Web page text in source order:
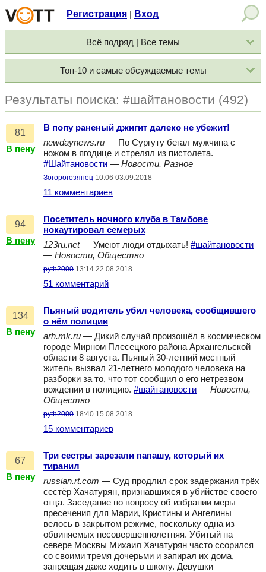
Регистрация Вход
Всё подряд | Все темы
Топ-10 и самые обсуждаемые темы
Результаты поиска: #шайтановости (492)
81
В пену
В попу раненый джигит далеко не убежит!
newdaynews.ru — По Сургуту бегал мужчина с
ножом в ягодице и стрелял из пистолета.
#Шайтановости — Новости, Разное
Зогорогозянец 10:06 03.09.2018
11 комментариев
94
В пену
Посетитель ночного клуба в Тамбове
нокаутировал семерых
123ru.net— Умеют люди отдыхать! #шайтановости
— Новости, Общество
pyth2000 13:14 22.08.2018
51 комментарий
134
В пену
Пьяный водитель убил человека, сообщившего
о нём полиции
arh.mk.ru — Дикий случай произошёл в космическом
городе Мирном Плесецкого района Архангельской
области 8 августа. Пьяный 30-летний местный
житель вызвал 21-летнего молодого человека на
разборки за то, что тот сообщил о его нетрезвом
вождении в полицию. #шайтановости — Новости,
Общество
pyth2000 18:40 15.08.2018
15 комментариев
67
В пену
Три сестры зарезали папашу, который их
тиранил
russian.rt.com — Суд продлил срок задержания трёх
сестёр Хачатурян, признавшихся в убийстве своего
отца. Заседание по вопросу об избрании меры
пресечения для Марии, Кристины и Ангелины
велось в закрытом режиме, поскольку одна из
обвиняемых несовершеннолетняя. Убитый на
севере Москвы Михаил Хачатурян часто ссорился
со своими тремя дочерьми и запирал их дома,
запрещая даже ходить в школу. Девушки